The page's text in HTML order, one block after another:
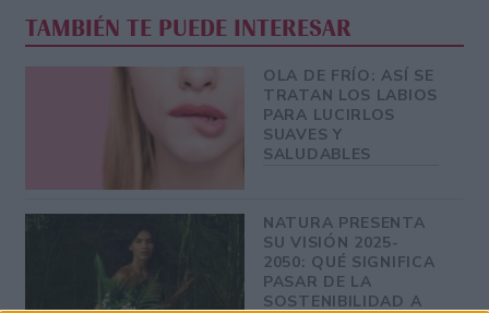
TAMBIÉN TE PUEDE INTERESAR
OLA DE FRÍO: ASÍ SE
TRATAN LOS LABIOS
PARA LUCIRLOS
SUAVES Y
SALUDABLES
NATURA PRESENTA
SU VISIÓN 2025-
2050: QUÉ SIGNIFICA
PASAR DE LA
SOSTENIBILIDAD A